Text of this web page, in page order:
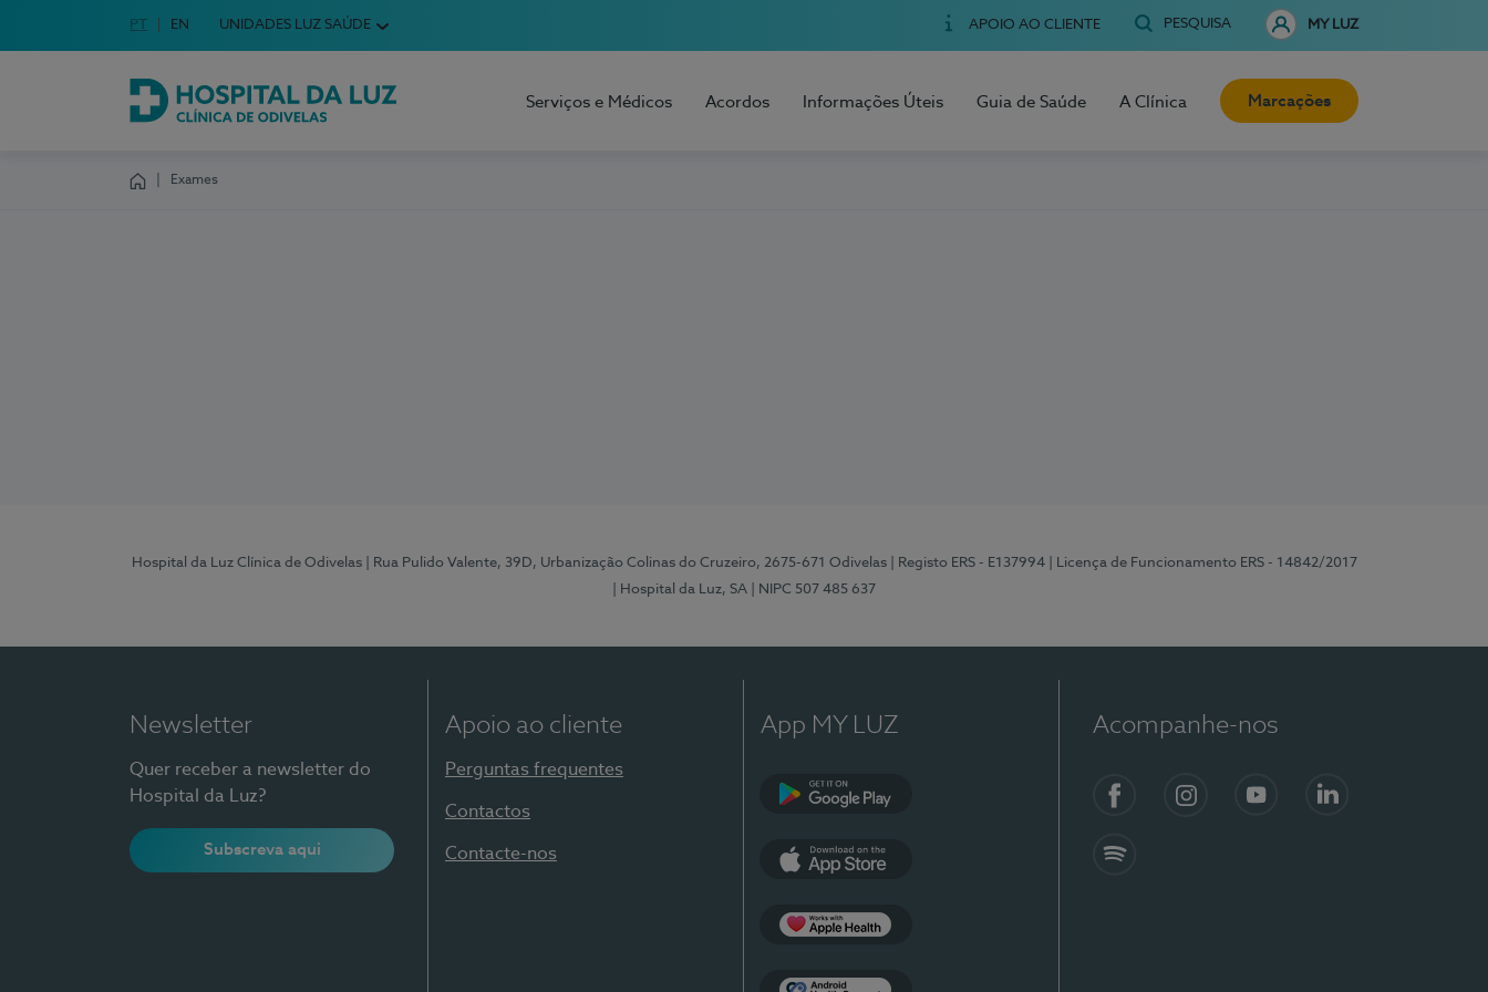
Escolha o seu idioma
Idioma em Português
PT English Language
EN UNIDADES LUZ SAÚDE APOIO AO CLIENTE PESQUISA MY LUZ
Hospital da Luz Clínica de Odivelas
Serviços e Médicos Acordos Informações Úteis Guia de Saúde A Clínica Marcações
Exames
Hospital da Luz Clínica de Odivelas | Rua Pulido Valente, 39D, Urbanização Colinas do Cruzeiro, 2675-671 Odivelas | Registo ERS - E137994
| Licença de Funcionamento ERS - 14842/2017
| Hospital da Luz, SA
| NIPC 507 485 637
Newsletter
Quer receber a newsletter do
Hospital da Luz?
Subscreva aqui
Apoio ao cliente
Perguntas frequentes
Contactos
Contacte-nos
App MY LUZ Acompanhe-nos